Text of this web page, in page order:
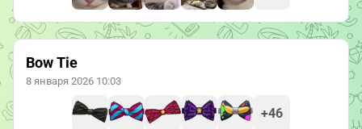
Bow Tie
8 января 2026 10:03
+46